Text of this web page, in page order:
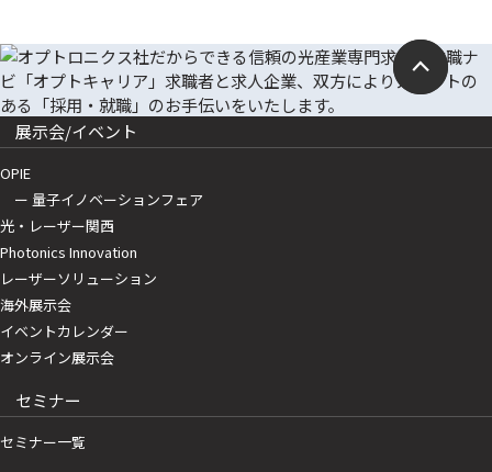
展示会/イベント
OPIE
ー 量子イノベーションフェア
光・レーザー関西
Photonics Innovation
レーザーソリューション
海外展示会
イベントカレンダー
オンライン展示会
セミナー
セミナー一覧